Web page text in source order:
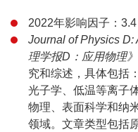
2022年影响因子：
Journal of Physics
理学报D：应用物理》
究和综述，具体包括
光子学、低温等离子
物理、表面科学和纳
领域。文章类型包括